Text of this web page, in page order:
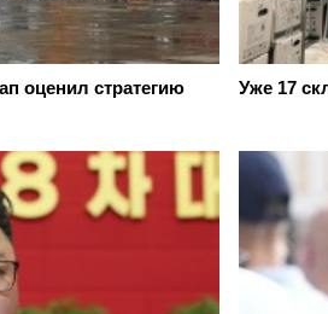
оценил стратегию
Уже 17